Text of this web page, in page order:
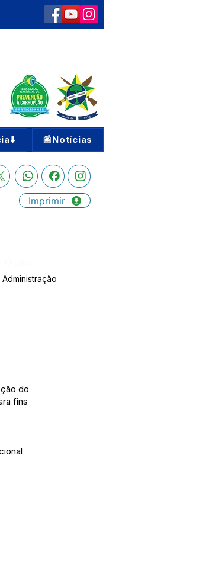
📰Notícias
Imprimir
Administração
do
fins